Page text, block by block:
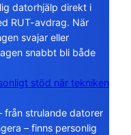
datorhjälp direkt i
RUT-avdrag. När
svajar eller
snabbt bli både
stöd när tekniken
från strulande datorer
– finns personlig